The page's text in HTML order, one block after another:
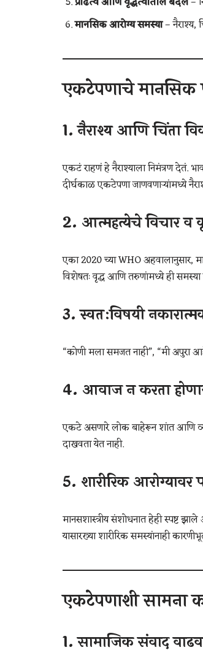
मानसिक आरोग्य समस्या– नैराश्य,
एकटेपणाचे मानसिक
1.नैराश्य आणि चिंता
एकटं राहणं हे नैराश्याला निमंत्रण देतं.
दीर्घकाळ एकटेपणा जाणवणाऱ्यांमध्ये
2. आत्महत्येचे विचार व
एका 2020 च्या WHO
विशेषतः वृद्ध आणि तरुणांमध्ये ही
3.स्वतःविषयी
“कोणी मला समजत नाही”, “मी अपुरा
4. आवाज न करता
एकटे असणारे लोक बाहेरून शांत आणि
दाखवता येत नाही.
5. शारीरिक आरोग्यावर
मानसशास्त्रीय संशोधनात हेही स्पष्ट
यासारख्या शारीरिक समस्यांनाही
एकटेपणाशी सामना
1.सामाजिक संवाद